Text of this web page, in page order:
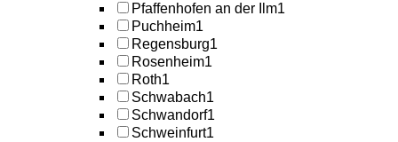
Pfaffenhofen an der Ilm1
Puchheim1
Regensburg1
Rosenheim1
Roth1
Schwabach1
Schwandorf1
Schweinfurt1